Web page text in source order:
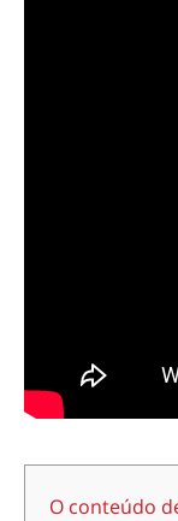
O conteúdo